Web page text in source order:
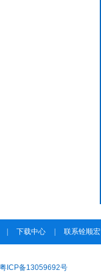
下载中心 联系铨顺宏
ICP备13059692号